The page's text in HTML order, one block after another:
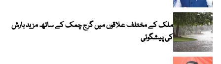
ملک کے مختلف علاقوں میں گرج چمک کے ساتھ مزید بارش
کی پیشگوئی